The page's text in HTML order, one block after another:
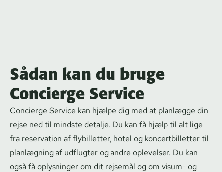
Sådan kan du bruge
Concierge Service
Concierge Service kan hjælpe dig med at planlægge din
rejse ned til mindste detalje. Du kan få hjælp til alt lige
fra reservation af flybilletter, hotel og kon­cert­bil­let­ter til
planlægning af udflugter og andre oplevelser. Du kan
også få oplysninger om dit rejsemål og om visum- og